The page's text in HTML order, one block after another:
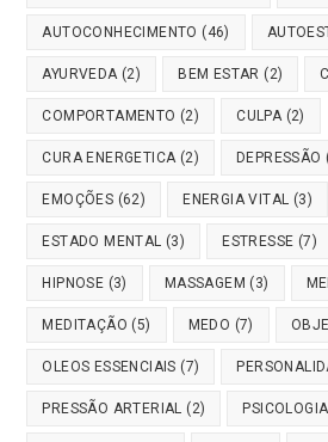
AUTOCONHECIMENTO (46)
AYURVEDA (2) BEM ESTAR (2)
COMPORTAMENTO (2) CULPA (2)
CURA ENERGETICA (2) DEPRESSÃO
EMOÇÕES (62) ENERGIA VITAL (3)
ESTADO MENTAL (3) ESTRESSE (7)
HIPNOSE (3) MASSAGEM (3)
MEDITAÇÃO (5) MEDO (7)
OLEOS ESSENCIAIS (7)
PRESSÃO ARTERIAL (2) PSICOLOGIA